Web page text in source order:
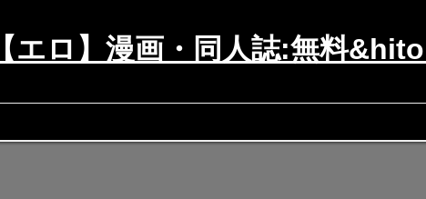
【エロ】漫画・同人誌:無料